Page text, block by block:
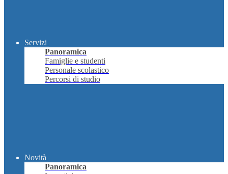
Servizi
Panoramica
Famiglie e studenti
Personale scolastico
Percorsi di studio
Novità
Panoramica